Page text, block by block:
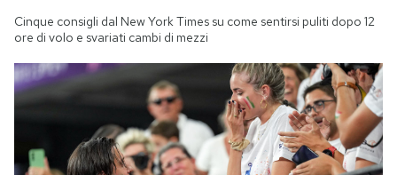
Cinque consigli dal New York Times su come sentirsi puliti dopo 12
ore di volo e svariati cambi di mezzi